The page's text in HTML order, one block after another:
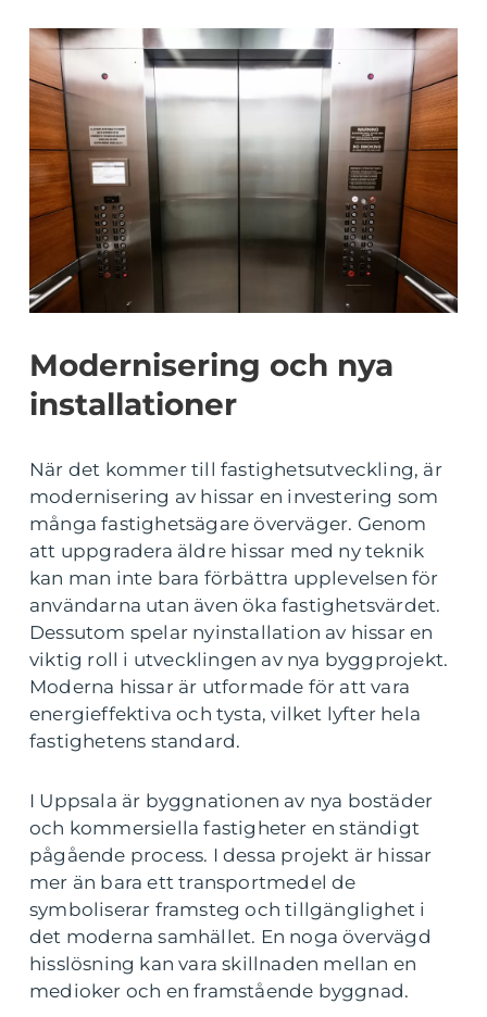
Modernisering och nya
installationer
När det kommer till fastighetsutveckling, är
modernisering av hissar en investering som
många fastighetsägare överväger. Genom
att uppgradera äldre hissar med ny teknik
kan man inte bara förbättra upplevelsen för
användarna utan även öka fastighetsvärdet.
Dessutom spelar nyinstallation av hissar en
viktig roll i utvecklingen av nya byggprojekt.
Moderna hissar är utformade för att vara
energieffektiva och tysta, vilket lyfter hela
fastighetens standard.
I Uppsala är byggnationen av nya bostäder
och kommersiella fastigheter en ständigt
pågående process. I dessa projekt är hissar
mer än bara ett transportmedel de
symboliserar framsteg och tillgänglighet i
det moderna samhället. En noga övervägd
hisslösning kan vara skillnaden mellan en
medioker och en framstående byggnad.